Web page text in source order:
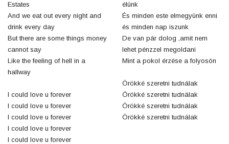
Estates
And we eat out every night and
drink every day
But there are some things money
cannot say
Like the feeling of hell in a
hallway
I could love u forever
I could love u forever
I could love u forever
I could love u forever
I could love u forever
élünk
És minden este elmegyünk enni
és minden nap iszunk
De van pár dolog ,amit nem
lehet pénzzel megoldani
Mint a pokol érzése a folyosón
Örökké szeretni tudnálak
Örökké szeretni tudnálak
Örökké szeretni tudnálak
Örökké szeretni tudnálak